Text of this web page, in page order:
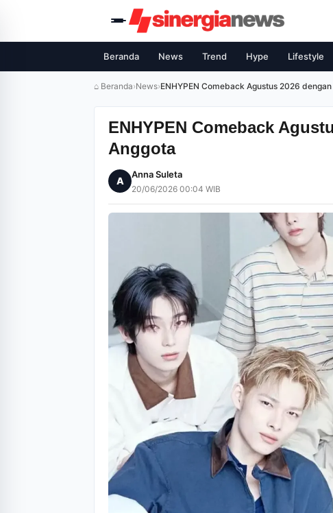
Beranda News Trend Hype Lifestyle
⌂ Beranda›News›ENHYPEN Comeback Agustus 2026
ENHYPEN Comeback
Anggota
A
Anna Suleta
20/06/2026 00:04 WIB